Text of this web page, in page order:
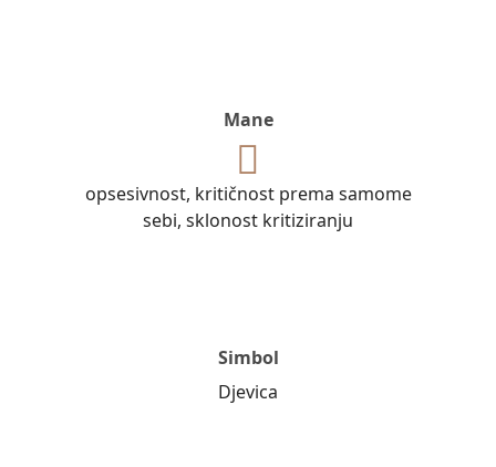
Mane
opsesivnost, kritičnost prema samome
sebi, sklonost kritiziranju
Simbol
Djevica